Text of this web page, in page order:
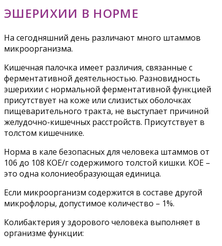
ЭШЕРИХИИ В НОРМЕ
На сегодняшний день различают много штаммов
микроорганизма.
Кишечная палочка имеет различия, связанные с
ферментативной деятельностью. Разновидность
эшерихии с нормальной ферментативной функцией
присутствует на коже или слизистых оболочках
пищеварительного тракта, не выступает причиной
желудочно-кишечных расстройств. Присутствует в
толстом кишечнике.
Норма в кале безопасных для человека штаммов от
106 до 108 КОЕ/г содержимого толстой кишки. КОЕ –
это одна колониеобразующая единица.
Если микроорганизм содержится в составе другой
микрофлоры, допустимое количество – 1%.
Колибактерия у здорового человека выполняет в
организме функции: